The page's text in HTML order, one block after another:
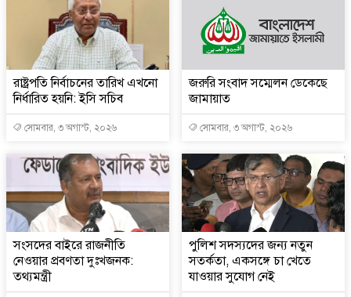
রাষ্ট্রপতি নির্বাচনের তারিখ এখনো
নির্ধারিত হয়নি: ইসি সচিব
সোমবার, ৩ অগাস্ট, ২০২৬
জরুরি সংবাদ সম্মেলন ডেকেছে
জামায়াত
সোমবার, ৩ অগাস্ট, ২০২৬
সংসদের বাইরে রাজনীতি
নেওয়ার প্রবণতা দুঃখজনক:
তথ্যমন্ত্রী
পুলিশ সদস্যদের জন্য নতুন
সতর্কতা, একসঙ্গে চা খেতে
যাওয়ার সুযোগ নেই